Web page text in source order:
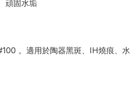
頑固水垢
。適用於陶器黑斑、IH燒痕、水